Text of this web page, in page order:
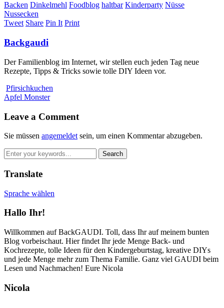
Backen Dinkelmehl Foodblog haltbar Kinderparty Nüsse
Nussecken
Tweet Share Pin It Print
Backgaudi
Der Familienblog im Internet, wir stellen euch jeden Tag neue
Rezepte, Tipps & Tricks sowie tolle DIY Ideen vor.
Pfirsichkuchen
Apfel Monster
Leave a Comment
Sie müssen angemeldet sein, um einen Kommentar abzugeben.
Translate
Sprache wählen
Hallo Ihr!
Willkommen auf BackGAUDI. Toll, dass Ihr auf meinem bunten
Blog vorbeischaut. Hier findet Ihr jede Menge Back- und
Kochrezepte, tolle Ideen für den Kindergeburtstag, kreative DIYs
und jede Menge mehr zum Thema Familie. Ganz viel GAUDI beim
Lesen und Nachmachen! Eure Nicola
Nicola